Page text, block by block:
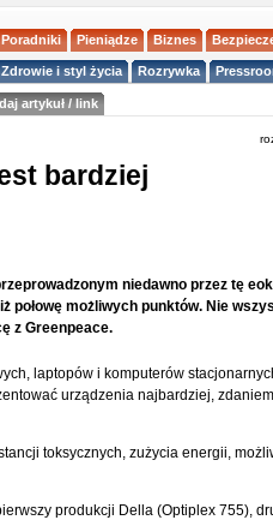
Poradniki Pieniądze Biznes
Zdrowie i styl życia Rozrywka
artykuł / link
bardziej
niedawno przez tę
połowę możliwych punktów. Nie
z Greenpeace.
laptopów i komputerów
urządzenia najbardziej,
toksycznych, zużycia energii,
produkcji Della (Optiplex 755),